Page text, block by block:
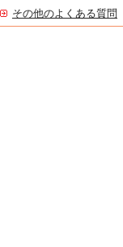
その他のよくある質問